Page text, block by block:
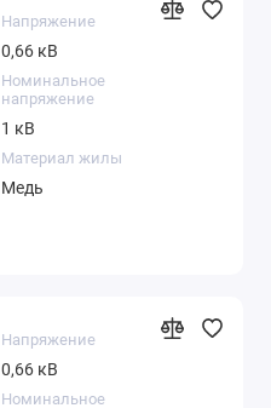
Напряжение
0,66 кВ
Номинальное
напряжение
1 кВ
Материал жилы
Медь
Напряжение
0,66 кВ
Номинальное